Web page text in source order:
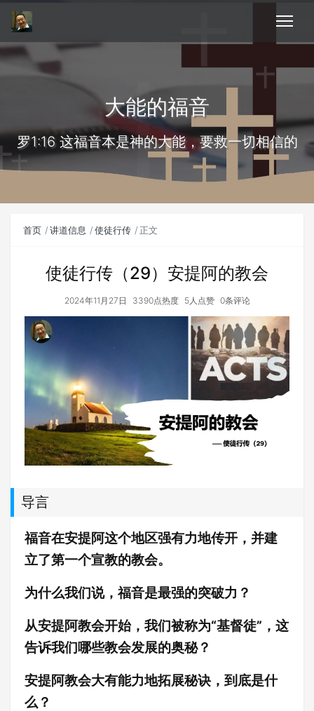
大能的福音
罗1:16 这福音本是神的大能，要救一切相信的
首页 讲道信息 使徒行传 正文
使徒行传（29）安提阿的教会
2024年11月27日 3390点热度 5人点赞 0条评论
导言
福音在安提阿这个地区强有力地传开，并建
立了第一个宣教的教会。
为什么我们说，福音是最强的突破力？
从安提阿教会开始，我们被称为“基督徒”，这
告诉我们哪些教会发展的奥秘？
安提阿教会大有能力地拓展秘诀，到底是什
么？